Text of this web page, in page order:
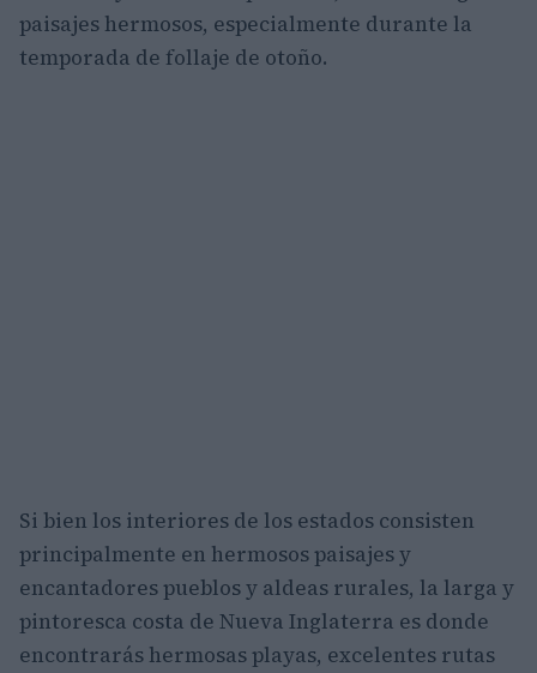
paisajes hermosos, especialmente durante la
temporada de follaje de otoño.
Si bien los interiores de los estados consisten
principalmente en hermosos paisajes y
encantadores pueblos y aldeas rurales, la larga y
pintoresca costa de Nueva Inglaterra es donde
encontrarás hermosas playas, excelentes rutas